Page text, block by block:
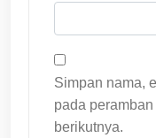
Simpan nama,
pada
berikutnya.